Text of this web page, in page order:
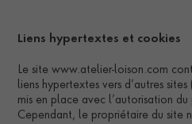
Liens hypertextes et cookies
Le site www.atelier-loison.com
liens hypertextes vers d’autres
mis en place avec l’autorisation
Cependant, le propriétaire du site